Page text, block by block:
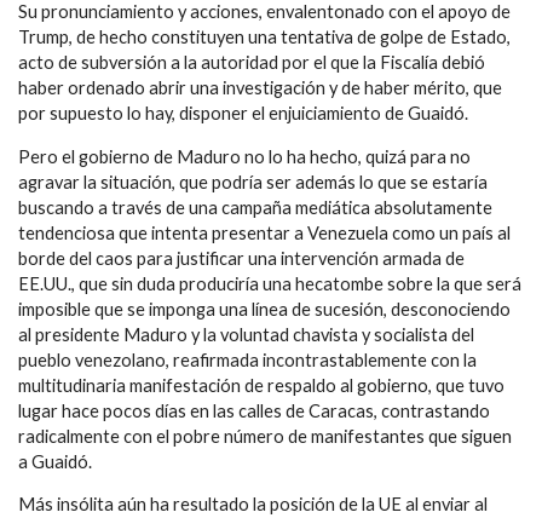
Su pronunciamiento y acciones, envalentonado con el apoyo de
Trump, de hecho constituyen una tentativa de golpe de Estado,
acto de subversión a la autoridad por el que la Fiscalía debió
haber ordenado abrir una investigación y de haber mérito, que
por supuesto lo hay, disponer el enjuiciamiento de Guaidó.
Pero el gobierno de Maduro no lo ha hecho, quizá para no
agravar la situación, que podría ser además lo que se estaría
buscando a través de una campaña mediática absolutamente
tendenciosa que intenta presentar a Venezuela como un país al
borde del caos para justificar una intervención armada de
EE.UU., que sin duda produciría una hecatombe sobre la que será
imposible que se imponga una línea de sucesión, desconociendo
al presidente Maduro y la voluntad chavista y socialista del
pueblo venezolano, reafirmada incontrastablemente con la
multitudinaria manifestación de respaldo al gobierno, que tuvo
lugar hace pocos días en las calles de Caracas, contrastando
radicalmente con el pobre número de manifestantes que siguen
a Guaidó.
Más insólita aún ha resultado la posición de la UE al enviar al